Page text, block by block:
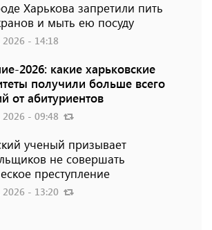
Харькова запретили пить
и мыть ею посуду
2026 - 14:18
2026: какие харьковские
получили больше всего
от абитуриентов
2026 - 09:48
ученый призывает
не совершать
преступление
2026 - 13:20